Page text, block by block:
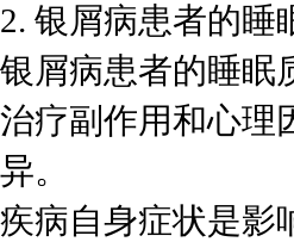
2. 银屑病患者的睡
银屑病患者的睡眠
治疗副作用和心理
异。
疾病自身症状是影